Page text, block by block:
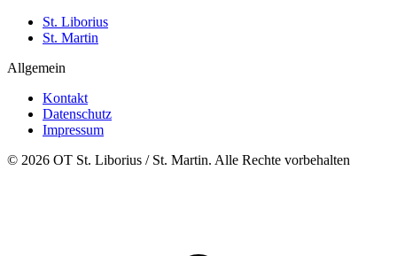
St. Liborius
St. Martin
Allgemein
Kontakt
Datenschutz
Impressum
© 2026 OT St. Liborius / St. Martin. Alle Rechte vorbehalten